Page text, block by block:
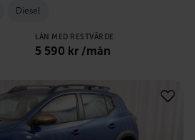
Diesel
LÅN MED RESTVÄRDE
5 590 kr /mån